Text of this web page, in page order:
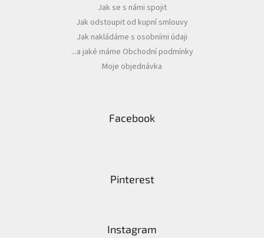
Jak se s námi spojit
Jak odstoupit od kupní smlouvy
Jak nakládáme s osobními údaji
...a jaké máme Obchodní podmínky
Moje objednávka
Facebook
Pinterest
Instagram